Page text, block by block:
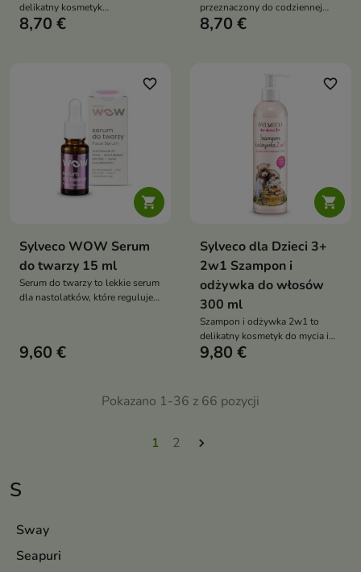
S
Sway
Seapuri
delikatny kosmetyk
oczyszczający przeznaczony do
sebum, jednocześnie regulując
stan skóry i pomagając
niedoskonałości
8,70 €
przeznaczony do codziennej
pielęgnacji młodej cery,
po oczyszczaniu, nawilża, koi
utrzymać równowagę skóry
8,70 €

favorite_border
Sylveco WOW Serum
do twarzy 15 ml
Serum do twarzy to lekkie serum
dla nastolatków, które reguluje
skóry problematycznej
9,60 €

favorite_border
Sylveco dla Dzieci 3+
2w1 Szampon i
odżywka do włosów
300 ml
Szampon i odżywka 2w1 to
delikatny kosmetyk do mycia i
pielęgnacji włosów dzieci, który
pozostawiając włosy miękkie i
lśniące
9,80 €
Pokazano 1-36 z 66 pozycji
1 2 